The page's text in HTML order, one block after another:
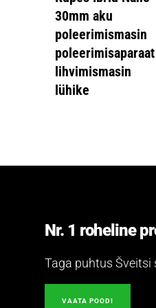
30mm aku
poleerimismasin
poleerimisaparaat
lihvimismasin
lühike
Nr. 1 roheline
Taga puhtus Šveitsi
VAATA POODI